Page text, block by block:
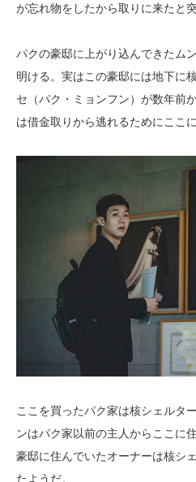
が忘れ物をしたから取りに来たと
パクの豪邸に上がり込んできたム
明ける。実はこの豪邸には地下に
セ（パク・ミョンフン）が数年前
は借金取りから逃れるためにここ
ここを買ったパク家は核シェルタ
ンはパク家以前の主人からここに
豪邸に住んでいたオーナーは核シ
たようだ。